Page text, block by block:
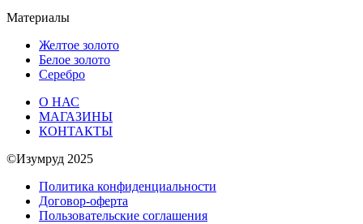
Материалы
Желтое золото
Белое золото
Серебро
О НАС
МАГАЗИНЫ
КОНТАКТЫ
©Изумруд 2025
Политика конфиденциальности
Договор-оферта
Пользовательские соглашения